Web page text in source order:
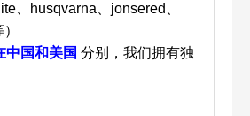
、husqvarna、jonsered、
中国和美国 分别，我们拥有独